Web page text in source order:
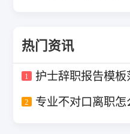
热门资讯
1 护士辞职报告模板
2 专业不对口离职怎